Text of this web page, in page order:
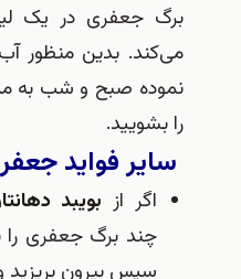
برگ جعفری در یک لیتر
می‌کند. بدين منظور آب
نموده صبح و شب به مدت
را بشویید.
سایر فواید جعفری
اگر از بویبد دهانتان
چند برگ جعفری را به
سپس بیرون بریزید و